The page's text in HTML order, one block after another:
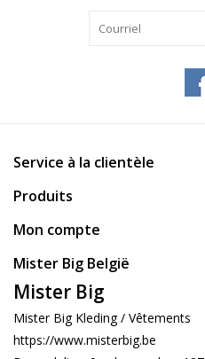
Service à la clientèle
Produits
Mon compte
Mister Big België
Mister Big
Mister Big Kleding / Vêtements
https://www.misterbig.be